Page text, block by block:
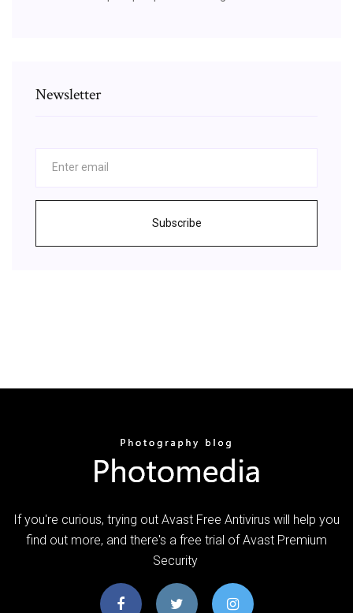
Newsletter
Subscribe
If you're curious, trying out Avast Free Antivirus will help you
find out more, and there's a free trial of Avast Premium
Security